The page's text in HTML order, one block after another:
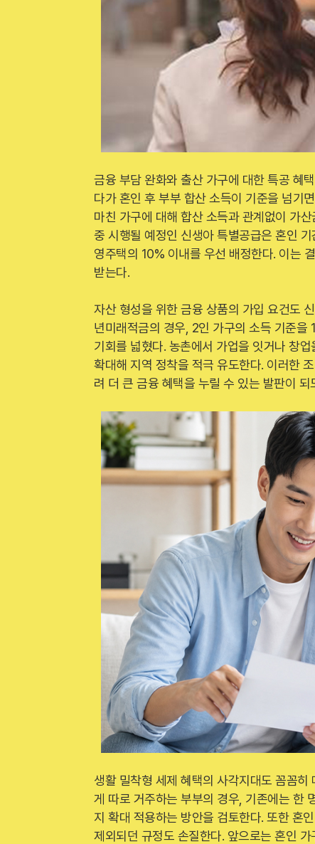
금융 부담 완화와 출산 가구에 대한 특공 혜
다가 혼인 후 부부 합산 소득이 기준을 넘기
마친 가구에 대해 합산 소득과 관계없이 가
중 시행될 예정인 신생아 특별공급은 혼인
영주택의 10% 이내를 우선 배정한다. 이는
받는다.
자산 형성을 위한 금융 상품의 가입 요건도
년미래적금의 경우, 2인 가구의 소득 기준을
기회를 넓혔다. 농촌에서 가업을 잇거나 창
확대해 지역 정착을 적극 유도한다. 이러한
려 더 큰 금융 혜택을 누릴 수 있는 발판이
생활 밀착형 세제 혜택의 사각지대도 꼼꼼
게 따로 거주하는 부부의 경우, 기존에는 한
지 확대 적용하는 방안을 검토한다. 또한 혼
제외되던 규정도 손질한다. 앞으로는 혼인